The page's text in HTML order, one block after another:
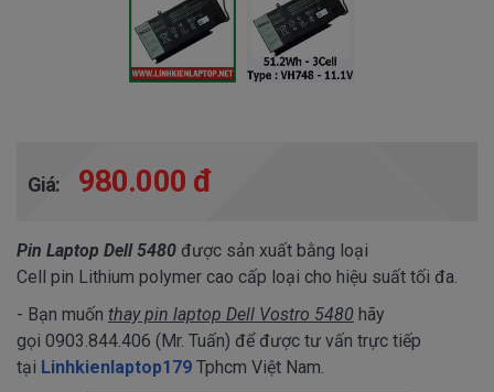
Giá: 980.000 đ
Pin Laptop Dell 5480 được sản xuất bằng loại
Cell pin Lithium polymer cao cấp loại cho hiệu suất tối đa.
- Bạn muốn thay pin laptop Dell Vostro 5480 hãy
gọi 0903.844.406 (Mr. Tuấn) để được tư vấn trực tiếp
tại Linhkienlaptop179 Tphcm Việt Nam.